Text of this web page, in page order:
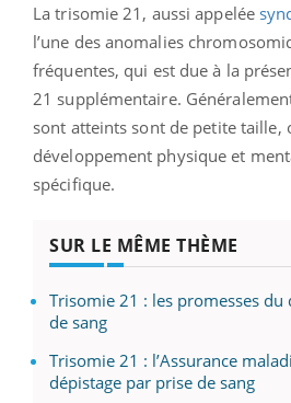
La trisomie 21, aussi appelée
l’une des anomalies
fréquentes, qui est due à la
21 supplémentaire.
sont atteints sont de petite taille,
développement physique et
spécifique.
SUR LE MÊME THÈME
Trisomie 21 : les promesses du
de sang
Trisomie 21 : l’Assurance
dépistage par prise de sang